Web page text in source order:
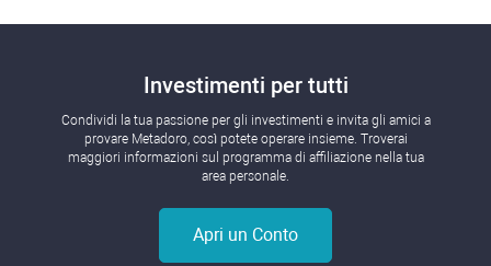
Investimenti per tutti
Condividi la tua passione per gli investimenti e invita gli amici a
provare Metadoro, così potete operare insieme. Troverai
maggiori informazioni sul programma di affiliazione nella tua
area personale.
Apri un Conto